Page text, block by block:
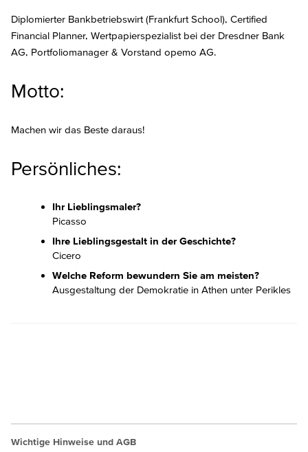
Diplomierter Bankbetriebswirt (Frankfurt School), Certified
Financial Planner, Wertpapierspezialist bei der Dresdner Bank
AG, Portfoliomanager & Vorstand opemo AG.
Motto:
Machen wir das Beste daraus!
Persönliches:
Ihr Lieblingsmaler?
Picasso
Ihre Lieblingsgestalt in der Geschichte?
Cicero
Welche Reform bewundern Sie am meisten?
Ausgestaltung der Demokratie in Athen unter Perikles
Wichtige Hinweise und AGB